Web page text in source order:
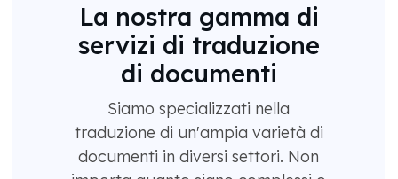
La nostra gamma di
servizi di traduzione
di documenti
Siamo specializzati nella
traduzione di un'ampia varietà di
documenti in diversi settori. Non